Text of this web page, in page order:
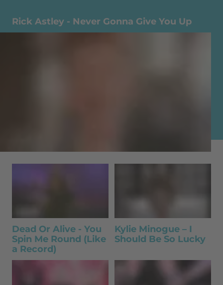
Rick Astley - Never Gonna Give You Up
Dead Or Alive - You
Spin Me Round (Like
a Record)
Kylie Minogue – I
Should Be So Lucky